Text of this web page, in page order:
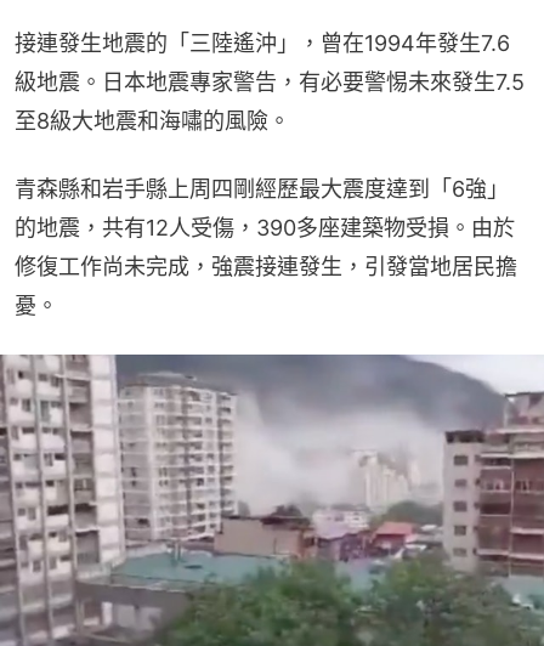
接連發生地震的「三陸遙沖」，曾在1994年發生7.6
級地震。日本地震專家警告，有必要警惕未來發生7.5
至8級大地震和海嘯的風險。
青森縣和岩手縣上周四剛經歷最大震度達到「6強」
的地震，共有12人受傷，390多座建築物受損。由於
修復工作尚未完成，強震接連發生，引發當地居民擔
憂。